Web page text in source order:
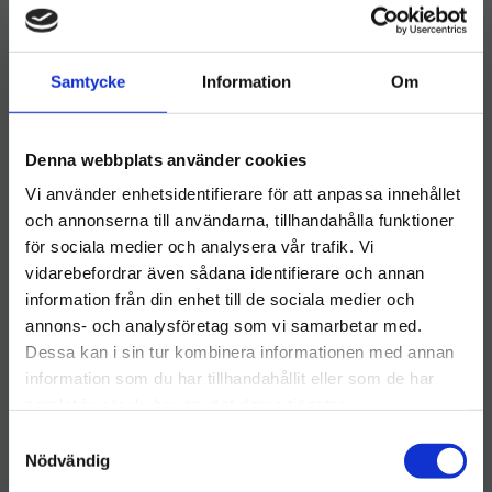
Samtycke Information Om
Denna webbplats använder cookies
Vi använder enhetsidentifierare för att anpassa innehållet
och annonserna till användarna, tillhandahålla funktioner
för sociala medier och analysera vår trafik. Vi
vidarebefordrar även sådana identifierare och annan
information från din enhet till de sociala medier och
annons- och analysföretag som vi samarbetar med.
Dessa kan i sin tur kombinera informationen med annan
information som du har tillhandahållit eller som de har
Nödvändig
Kardborresats
Lifetime/Quicksnap
90cm
​Kardborre Activa Lifetime
90cm 1par
124kr
Lägg till i önskelista
INFO
60cm
Kardell Polishmopp 60 cm –
Ger ett optimalt och jämnt
resultat vid polishläggning
174 kr
INFO
Andra tittade också på
Välkommen till hygieneleeds.se
Vill du handla som företag eller privatperson?
FÖRETAG